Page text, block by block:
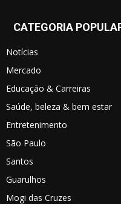
CATEGORIA
Notícias
Mercado
Educação & Carreiras
Saúde, beleza & bem estar
Entretenimento
São Paulo
Santos
Guarulhos
Mogi das Cruzes